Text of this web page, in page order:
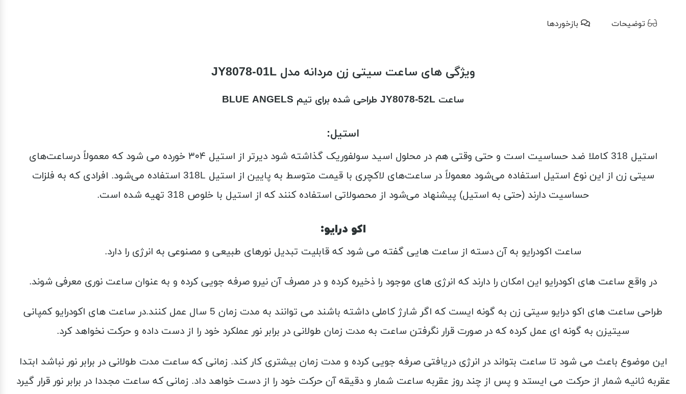
توضیحات بازخوردها
ویژگی های ساعت سیتی زن مردانه مدل JY8078-01L
ساعت JY8078-52L طراحی شده برای تیم BLUE ANGELS
استیل:
استیل 318 کاملا ضد حساسیت است و حتی وقتی هم در محلول اسید سولفوریک گذاشته شود دیرتر از استیل ۳۰۴ خورده می شود که معمولاً درساعت‌های
سیتی زن از این نوع استیل استفاده می‌شود معمولاً در ساعت‌های لاکچری با قیمت متوسط به پایین از استیل 318L استفاده می‌شود. افرادی که به فلزات
حساسیت دارند (حتی به استیل) پیشنهاد می‌شود از محصولاتی استفاده کنند که از استیل با خلوص 318 تهیه شده است.
اکو درایو:
ساعت اکودرایو به آن دسته از ساعت هایی گفته می شود که قابلیت تبدیل نورهای طبیعی و مصنوعی به انرژی را دارد.
در واقع ساعت های اکودرایو این امکان را دارند که انرژی های موجود را ذخیره کرده و در مصرف آن نیرو صرفه جویی کرده و به عنوان ساعت نوری معرفی شوند.
طراحی ساعت های اکو درایو سیتی زن به گونه ایست که اگر شارژ کاملی داشته باشند می توانند به مدت زمان 5 سال عمل کنند.در ساعت های اکودرایو کمپانی
سیتیزن به گونه ای عمل کرده که در صورت قرار نگرفتن ساعت به مدت زمان طولانی در برابر نور عملکرد خود را از دست داده و حرکت نخواهد کرد.
این موضوع باعث می شود تا ساعت بتواند در انرژی دریافتی صرفه جویی کرده و مدت زمان بیشتری کار کند. زمانی که ساعت مدت طولانی در برابر نور نباشد ابتدا
عقربه ثانیه شمار از حرکت می ایستد و پس از چند روز عقربه ساعت شمار و دقیقه آن حرکت خود را از دست خواهد داد. زمانی که ساعت مجددا در برابر نور قرار گیرد